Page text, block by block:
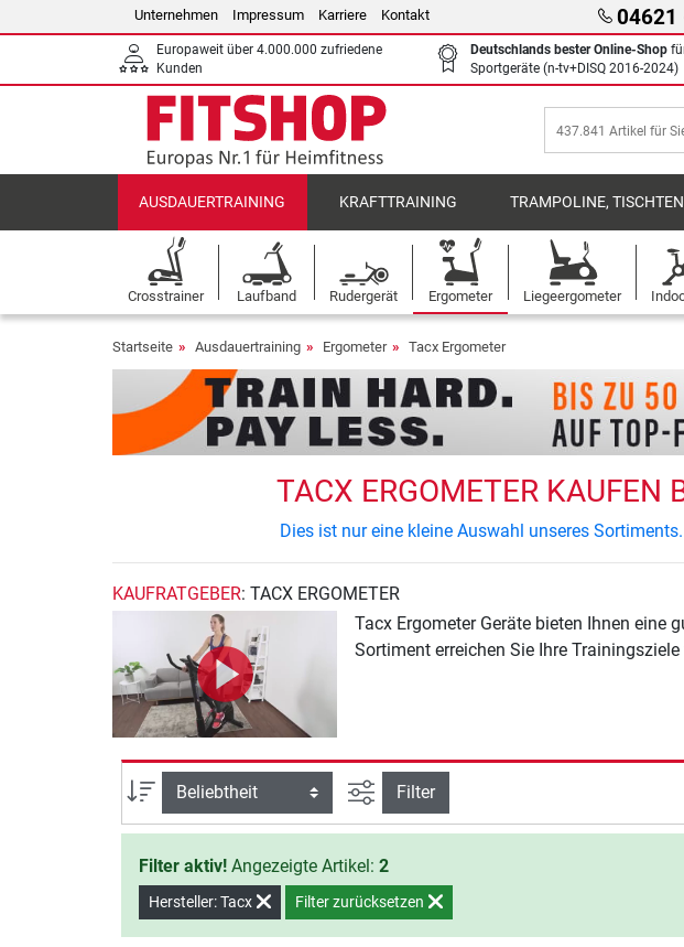
Unternehmen Impressum Karriere Kontakt 04621
Europaweit über 4.000.000 zufriedene
Kunden
Deutschlands bester Online-Shop
Sportgeräte (n-tv+DISQ 2016-2024)
AUSDAUERTRAINING KRAFTTRAINING TRAMPOLINE,
Crosstrainer Laufband Rudergerät Ergometer Liegeergometer
Startseite Ausdauertraining Ergometer Tacx Ergometer
TACX ERGOMETER KAUFEN
Dies ist nur eine kleine Auswahl unseres
KAUFRATGEBER: TACX ERGOMETER
Tacx Ergometer Geräte bieten Ihnen eine
Sortiment erreichen Sie Ihre
Sortierung Ansicht filtern
Filter
Filter aktiv! Angezeigte Artikel: 2
Hersteller: Tacx Filter zurücksetzen